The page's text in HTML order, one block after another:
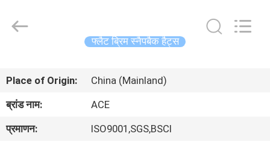
उत्पादों
Manufacturing
फ्लैट ब्रिम स्नैपबैक हैट्स
Place of Origin:
China (Mainland)
ब्रांड नाम:
ACE
प्रमाणन:
ISO9001,SGS,BSCI